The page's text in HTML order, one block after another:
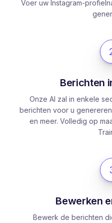
Voer uw Instagram-
Berichten
Onze AI zal in enkele
berichten voor u
en meer. Volledig op
Bewerken
Bewerk de berichten